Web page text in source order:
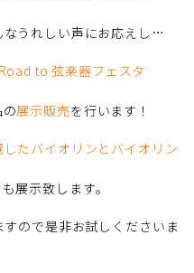
うれしい声にお応えし…
Road to 弦楽器フェスタ
展示販売を行います！
したバイオリンとバイオリン
も展示致します。
ので是非お試しくださいま